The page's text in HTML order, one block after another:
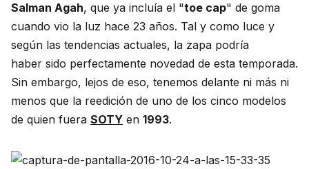
Salman Agah, que ya incluía el "toe cap" de goma
cuando vio la luz hace 23 años. Tal y como luce y
según las tendencias actuales, la zapa podría
haber sido perfectamente novedad de esta temporada.
Sin embargo, lejos de eso, tenemos delante ni más ni
menos que la reedición de uno de los cinco modelos
de quien fuera SOTY en 1993.